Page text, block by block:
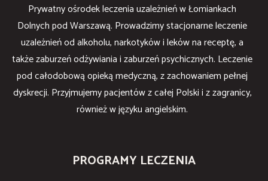
Prywatny ośrodek leczenia uzależnień w Łomiankach
Dolnych pod Warszawą. Prowadzimy stacjonarne leczenie
uzależnień od alkoholu, narkotyków i leków na receptę, a
także zaburzeń odżywiania i zaburzeń psychicznych. Leczenie
pod całodobową opieką medyczną, z zachowaniem pełnej
dyskrecji. Przyjmujemy pacjentów z całej Polski i z zagranicy,
również w języku angielskim.
PROGRAMY LECZENIA